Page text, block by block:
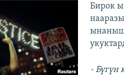
Бирок
- Бүгүн